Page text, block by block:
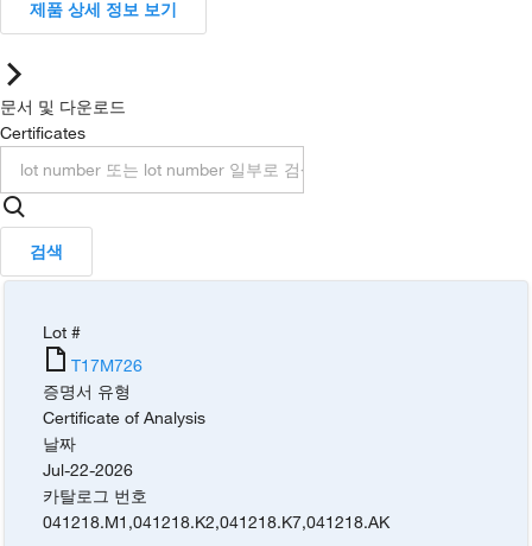
제품 상세 정보 보기
문서 및 다운로드
Certificates
검색
Lot #
T17M726
증명서 유형
Certificate of Analysis
날짜
Jul-22-2026
카탈로그 번호
041218.M1 ,041218.K2,041218.K7,041218.AK